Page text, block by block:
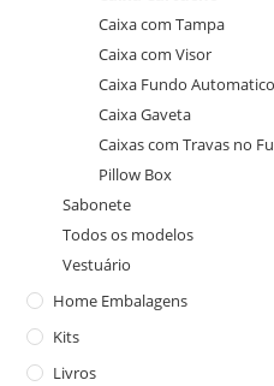
Caixa com Tampa
Caixa com Visor
Caixa Fundo Automatico
Caixa Gaveta
Caixas com Travas no
Pillow Box
Sabonete
Todos os modelos
Vestuário
Home Embalagens
Kits
Livros